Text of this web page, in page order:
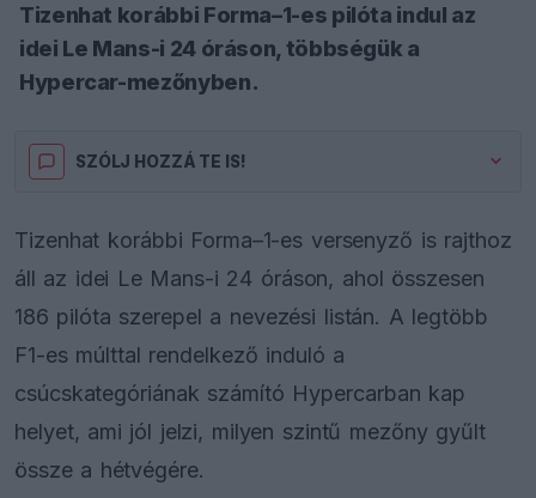
Tizenhat korábbi Forma–1-es pilóta indul az
idei Le Mans-i 24 óráson, többségük a
Hypercar-mezőnyben.
SZÓLJ HOZZÁ TE IS!
Tizenhat korábbi Forma–1-es versenyző is rajthoz
áll az idei Le Mans-i 24 óráson, ahol összesen
186 pilóta szerepel a nevezési listán. A legtöbb
F1-es múlttal rendelkező induló a
csúcskategóriának számító Hypercarban kap
helyet, ami jól jelzi, milyen szintű mezőny gyűlt
össze a hétvégére.